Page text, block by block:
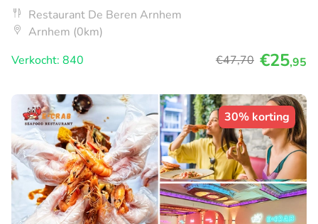
Restaurant De Beren Arnhem
Arnhem (0km)
Verkocht: 840
€47,70 €25,95
30% korting